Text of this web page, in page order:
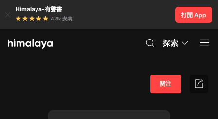
Himalaya-有聲書
4.8k 安裝
打開 App
探索
關注